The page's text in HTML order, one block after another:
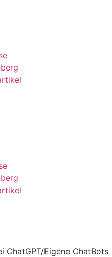
ChatGPT/Eigene ChatBots